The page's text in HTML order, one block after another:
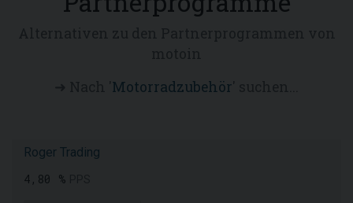
Motorradzubehör
Roger Trading
4,80 %